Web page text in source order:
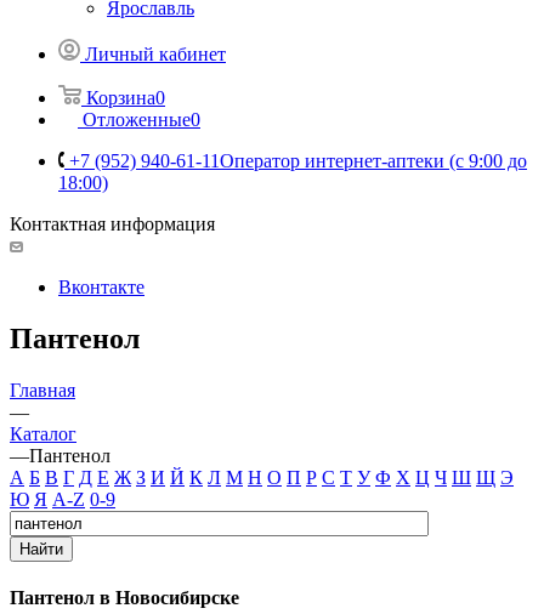
Ярославль
Личный кабинет
Корзина0
Отложенные0
+7 (952) 940-61-11Оператор интернет-аптеки (с 9:00 до
18:00)
Контактная информация
Вконтакте
Пантенол
Главная
—
Каталог
—Пантенол
А Б В Г Д Е Ж З И Й К Л М Н О П Р С Т У Ф Х Ц Ч Ш Щ Э
Ю Я A-Z 0-9
Найти
Пантенол в Новосибирске